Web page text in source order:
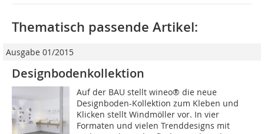
Thematisch passende Artikel:
Ausgabe 01/2015
Designbodenkollektion
Auf der BAU stellt wineo® die neue
Designboden-Kollektion zum Kleben und
Klicken stellt Windmöller vor. In vier
Formaten und vielen Trend­designs mit